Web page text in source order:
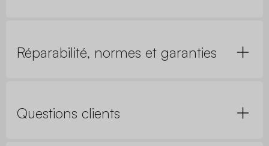
Réparabilité, normes et garanties
Questions clients